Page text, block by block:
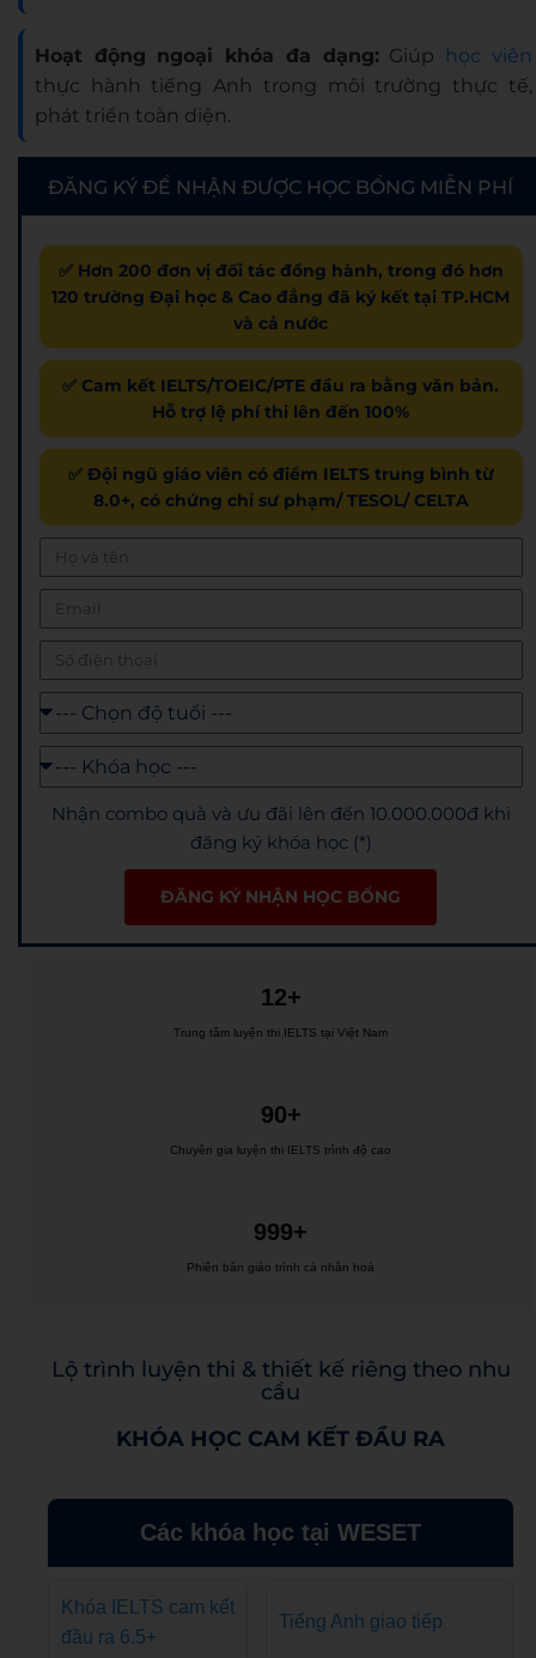
Hoạt động ngoại khóa đa dạng:Giúp
học viên
thực hành tiếng Anh trong môi trường thực tế,
phát triển toàn diện.
ĐĂNG KÝ ĐỂ NHẬN ĐƯỢC HỌC BỔNG MIỄN PHÍ
✅ Hơn 200 đơn vị đối tác đồng hành, trong đó hơn
120 trường Đại học & Cao đẳng đã ký kết tại TP.HCM
và cả nước
✅ Cam kết IELTS/TOEIC/PTE đầu ra bằng văn bản.
Hỗ trợ lệ phí thi lên đến 100%
✅ Đội ngũ giáo viên có điểm IELTS trung bình từ
8.0+, có chứng chỉ sư phạm/ TESOL/ CELTA
Nhận combo quà và ưu đãi lên đến 10.000.000đ khi
đăng ký khóa học (*)
ĐĂNG KÝ NHẬN HỌC BỔNG
12+
Trung tâm luyện thi IELTS tại Việt Nam
90+
Chuyên gia luyện thi IELTS trình độ cao
999+
Phiên bản giáo trình cá nhân hoá
Lộ trình luyện thi & thiết kế riêng theo nhu
cầu
KHÓA HỌC CAM KẾT ĐẦU RA
Các khóa học tại WESET
Khóa IELTS cam kết
đầu ra 6.5+
Tiếng Anh giao tiếp